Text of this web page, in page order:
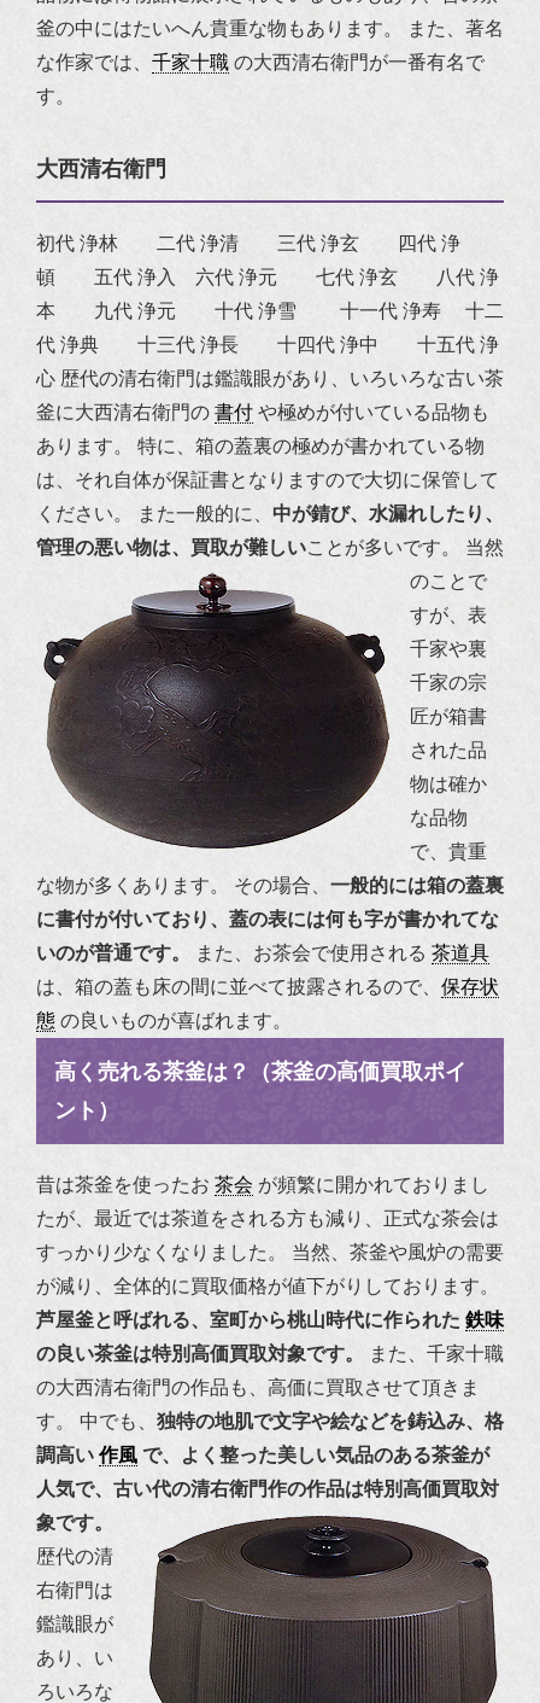
釜の中にはたいへん貴重な物もあります。
また、 著名
な作家では、 千家十職 の大西清右衛門が一番有名で
す。
大西清右衛門
初代 浄林 二代 浄清 三代 浄玄 四代 浄
頓 五代 浄入 六代 浄元 七代 浄玄 八代 浄
本 九代 浄元 十代 浄雪 十一代 浄寿 十二
代 浄典 十三代 浄長 十四代 浄中 十五代 浄
心 歴代の清右衛門は鑑識眼があり、いろいろな古い茶
釜に大西清右衛門の 書付 や極めが付いている品物も
あります。
特に、箱の蓋裏の極めが書かれている物
は、それ自体が保証書となりますので大切に保管して
ください。
また一般的に、 中が錆び、水漏れしたり、
管理の悪い物は、買取が難しいことが多いです。
当然
のことで
すが、 表
千家や裏
千家の宗
匠が箱書
された品
物は確か
な品物
で、貴重
な物が多くあります。
その場合、 一般的には箱の蓋裏
に書付が付いており、蓋の表には何も字が書かれてな
いのが普通です。
また、お茶会で使用される 茶道具
は、箱の蓋も床の間に並べて披露されるので、 保存状
態 の良いものが喜ばれます。
高く売れる茶釜は？（茶釜の高価買取ポイ
ント）
昔は茶釜を使ったお 茶会 が頻繁に開かれておりまし
たが、最近では茶道をされる方も減り、正式な茶会は
すっかり少なくなりました。
当然、茶釜や風炉の需要
が減り、全体的に買取価格が値下がりしております。
芦屋釜と呼ばれる、室町から桃山時代に作られた 鉄味
の良い茶釜は特別高価買取対象です。
また、千家十職
の大西清右衛門の作品も、高価に買取させて頂きま
す。
中でも、 独特の地肌で文字や絵などを鋳込み、格
調高い 作風 で、よく整った美しい気品のある茶釜が
人気で、古い代の清右衛門作の作品は特別高価買取対
象です。
歴代の清
右衛門は
鑑識眼が
あり、い
ろいろな